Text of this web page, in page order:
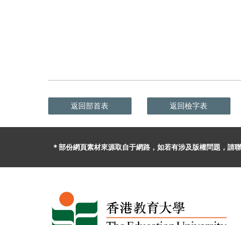
返回部首表 返回檢字表
＊部份網頁素材來源取自于網路， 如若有涉及版權問題 ，請